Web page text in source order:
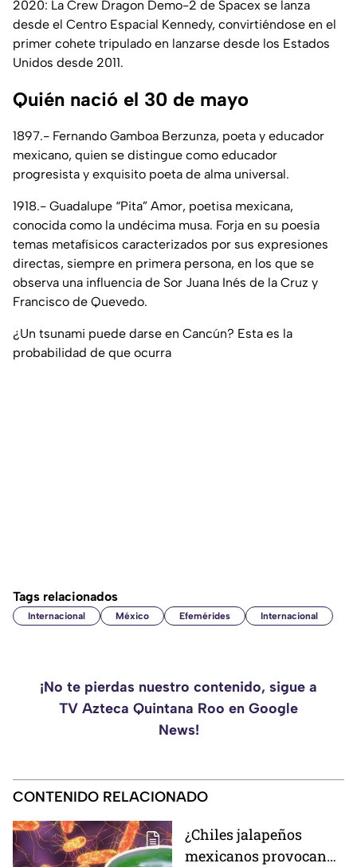
2020: La Crew Dragon Demo-2 de Spacex se lanza
desde el Centro Espacial Kennedy, convirtiéndose en el
primer cohete tripulado en lanzarse desde los Estados
Unidos desde 2011.
Quién nació el 30 de mayo
1897.- Fernando Gamboa Berzunza, poeta y educador
mexicano, quien se distingue como educador
progresista y exquisito poeta de alma universal.
1918.- Guadalupe “Pita” Amor, poetisa mexicana,
conocida como la undécima musa. Forja en su poesía
temas metafísicos caracterizados por sus expresiones
directas, siempre en primera persona, en los que se
observa una influencia de Sor Juana Inés de la Cruz y
Francisco de Quevedo.
¿Un tsunami puede darse en Cancún? Esta es la
probabilidad de que ocurra
Tags relacionados
Internacional México Efemérides Internacional
¡No te pierdas nuestro contenido, sigue a
TV Azteca Quintana Roo en Google
News!
CONTENIDO RELACIONADO
¿Chiles jalapeños
mexicanos provocan